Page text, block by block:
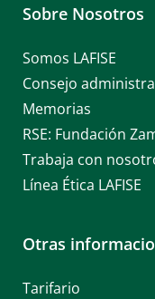
Sobre Nosotros
Somos LAFISE
Consejo
Memorias
RSE: Fundación
Trabaja con
Línea Ética LAFISE
Otras
Tarifario